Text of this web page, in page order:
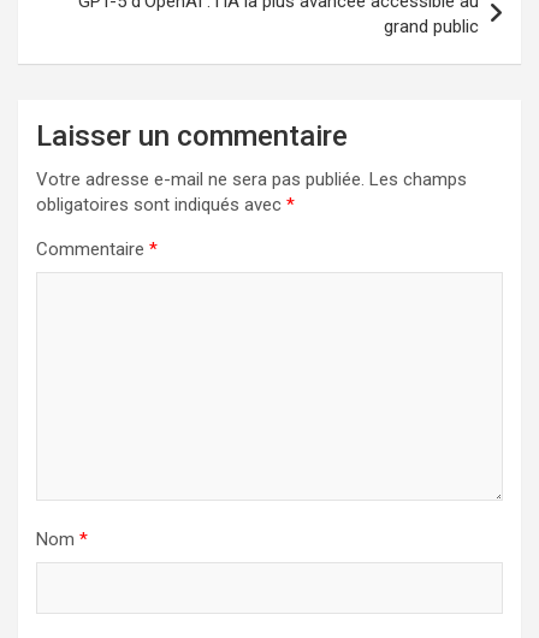
grand public
Laisser un commentaire
Votre adresse e-mail ne sera pas publiée. Les champs
obligatoires sont indiqués avec *
Commentaire *
Nom *